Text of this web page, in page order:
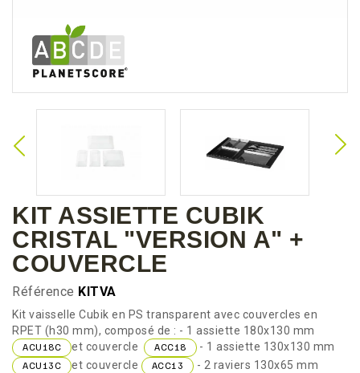
KIT ASSIETTE CUBIK
CRISTAL "VERSION A" +
COUVERCLE
Référence KITVA
Kit vaisselle Cubik en PS transparent avec couvercles en
RPET (h30 mm), composé de : - 1 assiette 180x130 mm
ACU18C et couvercle ACC18 - 1 assiette 130x130 mm
ACU13C et couvercle ACC13 - 2 raviers 130x65 mm